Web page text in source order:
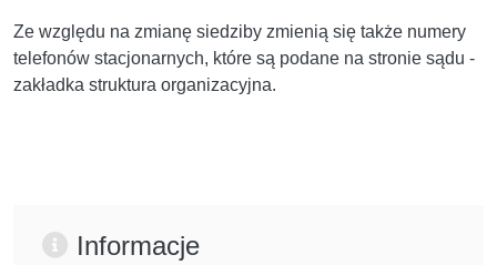
Ze względu na zmianę siedziby zmienią się także numery
telefonów stacjonarnych, które są podane na stronie sądu -
zakładka struktura organizacyjna.
Informacje